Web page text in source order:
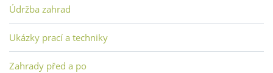
Údržba zahrad
Ukázky prací a techniky
Zahrady před a po